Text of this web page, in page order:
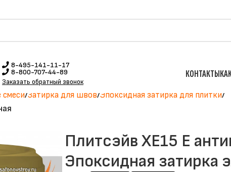
8-495-141-11-17
8-800-707-44-89
Заказать обратный звонок
КОНТАКТЫ
смеси Затирка для швов Эпоксидная затирка для плитки
Плитсэйв XE15 Е
Эпоксидная затирка